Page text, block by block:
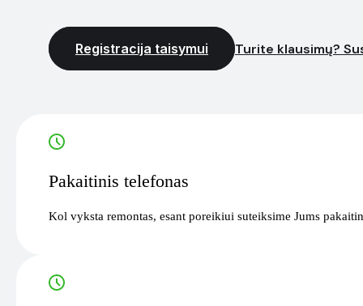
Registracija taisymui Turite klausimų?
Pakaitinis telefonas
Kol vyksta remontas, esant poreikiui suteiksime Jums